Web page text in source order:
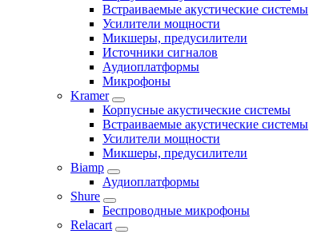
Встраиваемые акустические системы
Усилители мощности
Микшеры, предусилители
Источники сигналов
Аудиоплатформы
Микрофоны
Kramer
Корпусные акустические системы
Встраиваемые акустические системы
Усилители мощности
Микшеры, предусилители
Biamp
Аудиоплатформы
Shure
Беспроводные микрофоны
Relacart